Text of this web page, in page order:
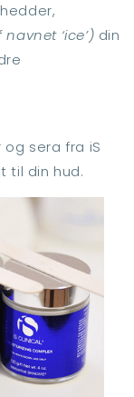
‘ice’) din
sera fra iS
til din hud.